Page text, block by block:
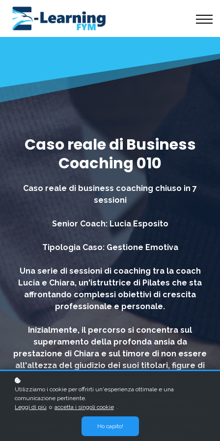
Risorse Gratuite
Chi Siamo
Caso reale di Business
Coaching 010
Caso reale di business coaching chiuso in 7
sessioni
Senior Coach: Lucia Esposito
Tipologia Caso: Gestione Emotiva
Una serie di sessioni di coaching tra la coach
Lucia e Chiara, un'istruttrice di Pilates che sta
affrontando complessi obiettivi di crescita
professionale e personale.
Inizialmente, il percorso si concentra sul
superamento della profonda ansia da
prestazione di Chiara e sul timore di non essere
all'altezza del giudizio dei suoi titolari, figure di
Nel corso delle sessioni, Chiara riesce a
maturare la difficile scelta professionale tra la
gestione di un nuovo centro e il senso di lealtà
verso la sua attuale datrice di lavoro.
Utilizziamo i cookie per offrirti un'esperienza ottimale e una
comunicazione pertinente.
Leggi di più o accetta i singoli cookie .
Ho capito!